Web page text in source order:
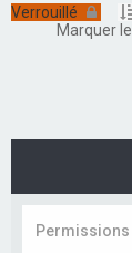
Verrouillé
Marquer